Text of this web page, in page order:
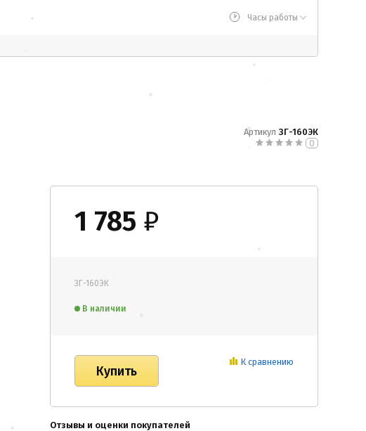
Часы работы
Артикул ЗГ-160ЭК
0
1 785 ₽
ЗГ-160ЭК
В наличии
К сравнению
Отзывы и оценки покупателей